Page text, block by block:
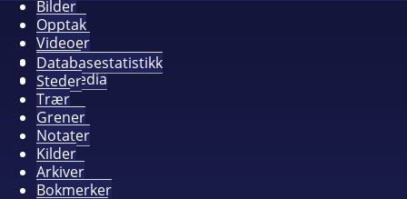
Bilder
Opptak
Videoer
Album
Alle media
Databasestatistikk
Steder
Trær
Grener
Notater
Kilder
Arkiver
Bokmerker